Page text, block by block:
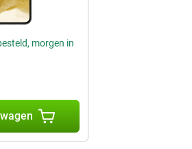
morgen in